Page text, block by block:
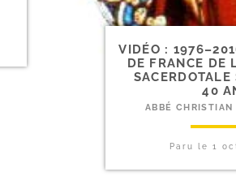
VIDÉO :
DE FRANCE DE
40
ABBÉ CHRISTIAN
Paru le 1